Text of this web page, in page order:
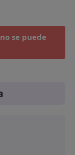
no se puede